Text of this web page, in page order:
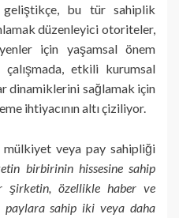
geliştikçe, bu tür sahiplik
düzenleyici otoriteler,
için yaşamsal önem
çalışmada, etkili kurumsal
dinamiklerini sağlamak için
ihtiyacının altı çiziliyor.
mülkiyet veya pay sahipliği
birbirinin hissesine sahip
şirketin, özellikle haber ve
paylara sahip iki veya daha